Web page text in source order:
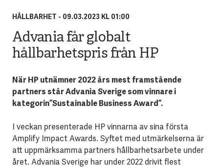
HÅLLBARHET - 09.03.2023 KL 01:00
Advania får globalt
hållbarhetspris från HP
När HP utnämner 2022 års mest framstående
partners står Advania Sverige som vinnare i
kategorin ”Sustainable Business Award”.
I veckan presenterade HP vinnarna av sina första
Amplify Impact Awards. Syftet med utmärkelserna är
att uppmärksamma partners hållbarhetsarbete under
året. Advania Sverige har under 2022 drivit flest